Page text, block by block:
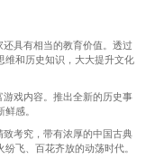
具有相当的教育价值。透过
维和历史知识，大大提升文化
戏内容。推出全新的历史事
感。
考究，带有浓厚的中国古典
飞、百花齐放的动荡时代。